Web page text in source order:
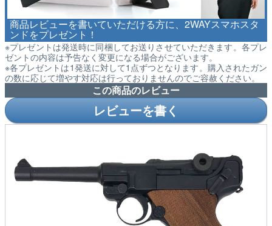
商品レビューを書いていただける方に、2WAYスマホスタ
ンドをプレゼント！
※プレゼントは発送時に同梱してお送りさせていただきます。各プレ
ゼントの内容は予告なく変更になる場合がございます。
※各プレゼントは1発送に対して1点ずつとなります。購入されたガン
の数に応じて増やす対応は行っておりませんのでご容赦ください。
この商品のレビュー
レビューを書く